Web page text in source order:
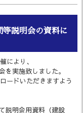
説明会の資料に
により、
を実施致しました。
ードいただきますよう
説明会用資料（建設